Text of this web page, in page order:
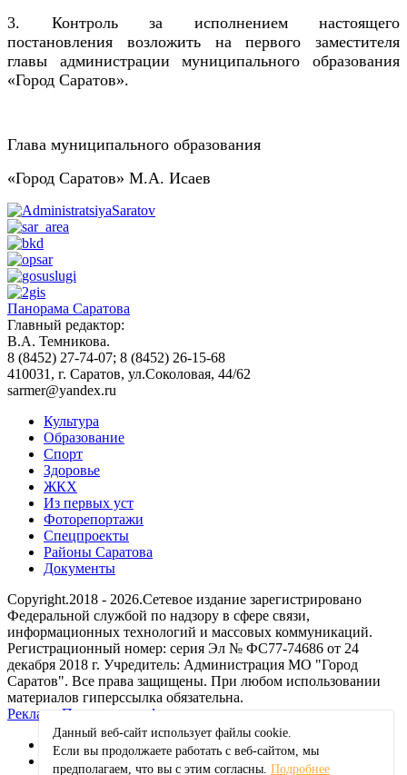
3. Контроль за исполнением настоящего
постановления возложить на первого заместителя
главы администрации муниципального образования
«Город Саратов».
Глава муниципального образования
«Город Саратов» М.А. Исаев
Панорама Саратова
Главный редактор:
В.А. Темникова.
8 (8452) 27-74-07; 8 (8452) 26-15-68
410031, г. Саратов, ул.Соколовая, 44/62
sarmer@yandex.ru
Культура
Образование
Спорт
Здоровье
ЖКХ
Из пеpвых уст
Фоторепортажи
Спецпроекты
Районы Саратова
Документы
Copyright.2018 - 2026.Сетевое издание зарегистрировано
Федеральной службой по надзору в сфере связи,
информационных технологий и массовых коммуникаций.
Регистрационный номер: серия Эл № ФС77-74686 от 24
декабря 2018 г. Учредитель: Администрация МО "Город
Саратов". Все права защищены. При любом использовании
материалов гиперссылка обязательна.
Реклама
Политика конфиденциальности
Данный веб-сайт использует файлы сookie.
Если вы продолжаете работать с веб-сайтом, мы
предполагаем, что вы с этим согласны. Подробнее